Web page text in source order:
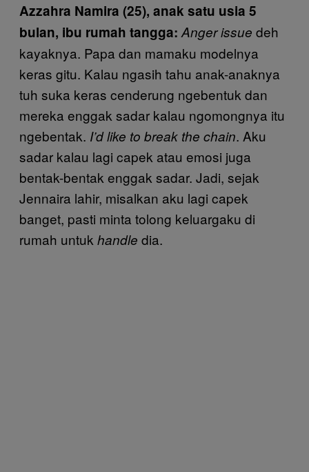
Azzahra Namira (25), anak satu usia 5
bulan, ibu rumah tangga: Anger issue deh
kayaknya. Papa dan mamaku modelnya
keras gitu. Kalau ngasih tahu anak-anaknya
tuh suka keras cenderung ngebentuk dan
mereka enggak sadar kalau ngomongnya itu
ngebentak. I’d like to break the chain. Aku
sadar kalau lagi capek atau emosi juga
bentak-bentak enggak sadar. Jadi, sejak
Jennaira lahir, misalkan aku lagi capek
banget, pasti minta tolong keluargaku di
rumah untuk handle dia.